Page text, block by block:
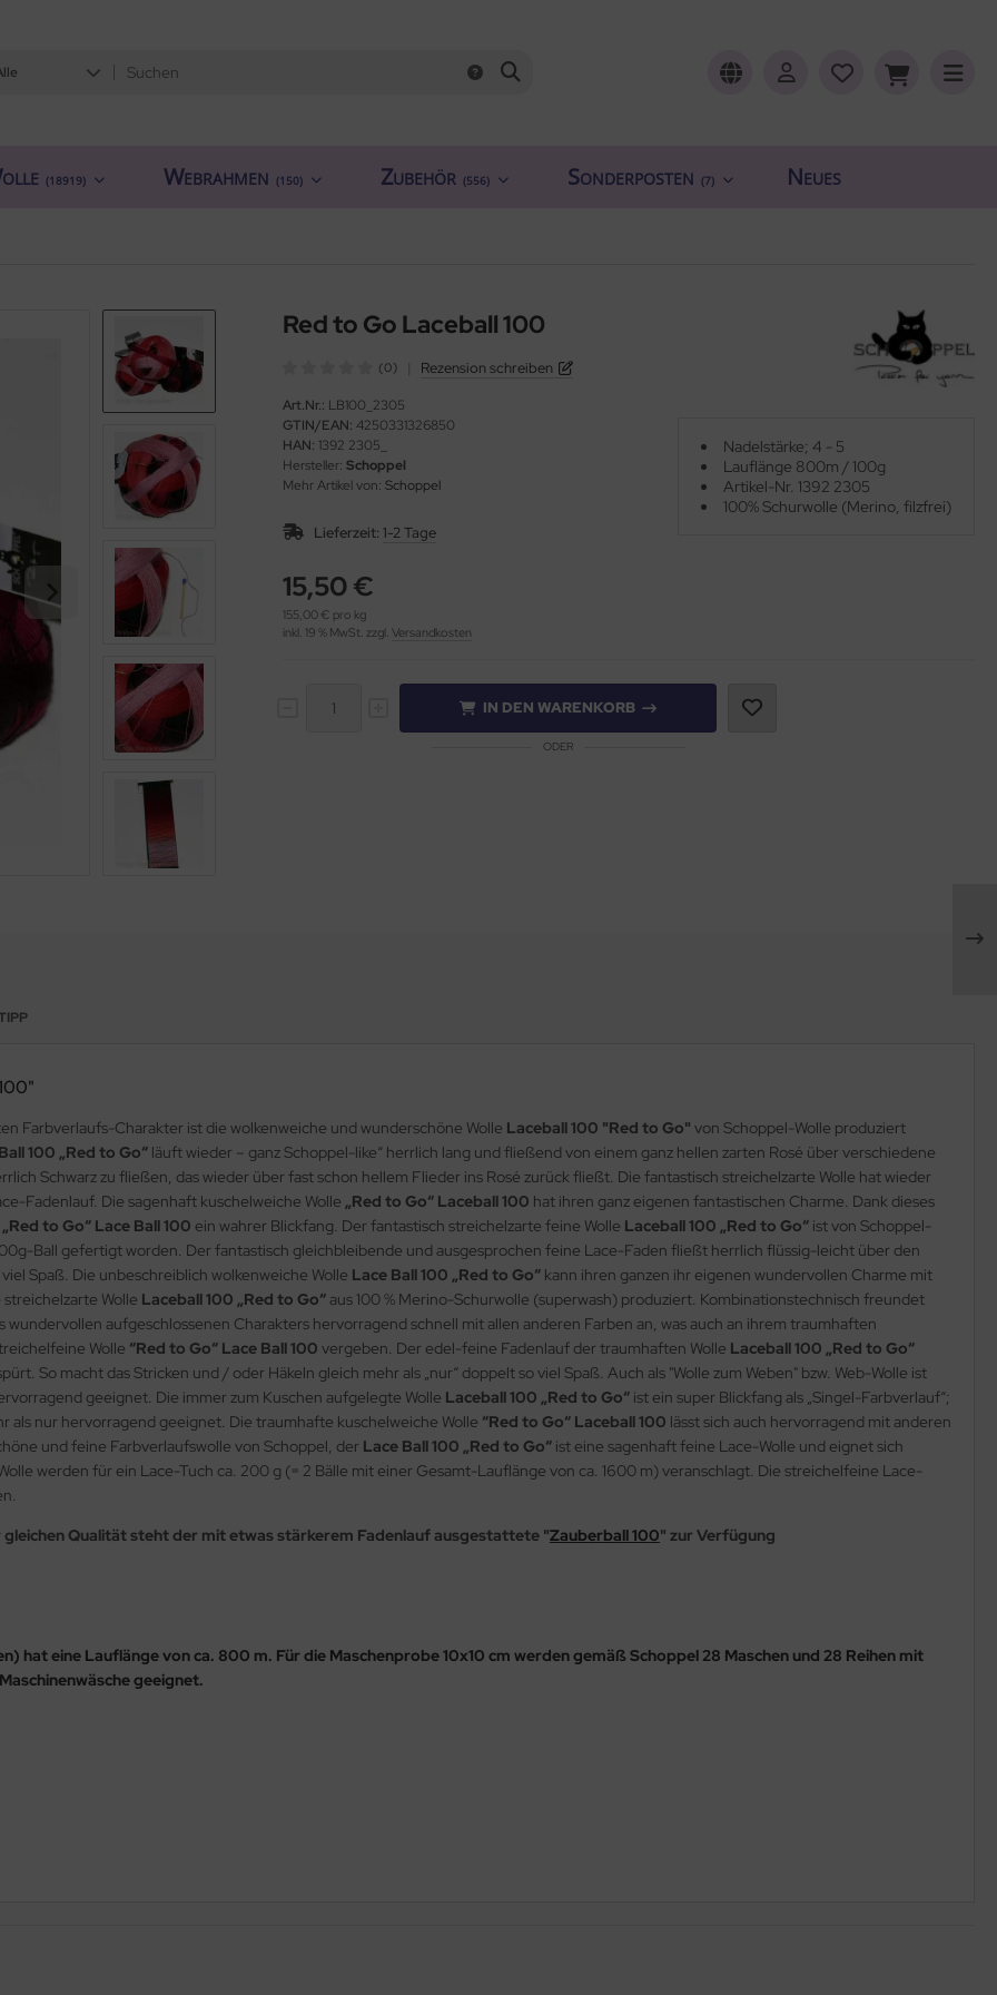
(18919) Webrahmen (150) Zubehör (556) Sonderposten (7) Neues
Red to Go Laceball 100
(0) Rezension schreiben
Art.Nr.: LB100_2305
GTIN/EAN: 4250331326850
HAN: 1392 2305_
Hersteller: Schoppel
Mehr Artikel von: Schoppel
Lieferzeit: 1-2 Tage
15,50 €
155,00 € pro kg
inkl. 19 % MwSt. zzgl. Versandkosten
Nadelstärke; 4 - 5
Lauflänge 800m / 100g
Artikel-Nr. 1392 2305
100% Schurwolle (Merino, filzfrei)
IN DEN WARENKORB
ODER
Farbverlaufs-Charakter ist die wolkenweiche und wunderschöne Wolle Laceball 100 "Red to Go" von Schoppel-Wolle produziert
100 „Red to Go“ läuft wieder – ganz Schoppel-like“ herrlich lang und fließend von einem ganz hellen zarten Rosé über verschiedene
Schwarz zu fließen, das wieder über fast schon hellem Flieder ins Rosé zurück fließt. Die fantastisch streichelzarte Wolle hat wieder
Fadenlauf. Die sagenhaft kuschelweiche Wolle „Red to Go“ Laceball 100 hat ihren ganz eigenen fantastischen Charme. Dank dieses
„Red to Go“ Lace Ball 100 ein wahrer Blickfang. Der fantastisch streichelzarte feine Wolle Laceball 100 „Red to Go“ ist von Schoppel-
Ball gefertigt worden. Der fantastisch gleichbleibende und ausgesprochen feine Lace-Faden fließt herrlich flüssig-leicht über den
Spaß. Die unbeschreiblich wolkenweiche Wolle Lace Ball 100 „Red to Go“ kann ihren ganzen ihr eigenen wundervollen Charme mit
Wolle Laceball 100 „Red to Go“ aus 100 % Merino-Schurwolle (superwash) produziert. Kombinationstechnisch freundet
aufgeschlossenen Charakters hervorragend schnell mit allen anderen Farben an, was auch an ihrem traumhaften
Wolle “Red to Go“ Lace Ball 100 vergeben. Der edel-feine Fadenlauf der traumhaften Wolle Laceball 100 „Red to Go“
So macht das Stricken und / oder Häkeln gleich mehr als „nur“ doppelt so viel Spaß. Auch als "Wolle zum Weben" bzw. Web-Wolle ist
geeignet. Die immer zum Kuschen aufgelegte Wolle Laceball 100 „Red to Go“ ist ein super Blickfang als „Singel-Farbverlauf“;
als nur hervorragend geeignet. Die traumhafte kuschelweiche Wolle “Red to Go“ Laceball 100 lässt sich auch hervorragend mit anderen
und feine Farbverlaufswolle von Schoppel, der Lace Ball 100 „Red to Go“ ist eine sagenhaft feine Lace-Wolle und eignet sich
werden für ein Lace-Tuch ca. 200 g (= 2 Bälle mit einer Gesamt-Lauflänge von ca. 1600 m) veranschlagt. Die streichelfeine Lace-
Qualität steht der mit etwas stärkerem Fadenlauf ausgestattete "Zauberball 100" zur Verfügung
hat eine Lauflänge von ca. 800 m. Für die Maschenprobe 10x10 cm werden gemäß Schoppel 28 Maschen und 28 Reihen mit
geeignet.